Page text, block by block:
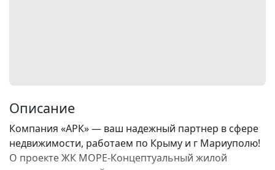
Описание
Компания «АРК» — ваш надежный партнер в сфере
недвижимости, работаем по Крыму и г Мариуполю!
О проекте ЖК МОРЕ-Концептуальный жилой